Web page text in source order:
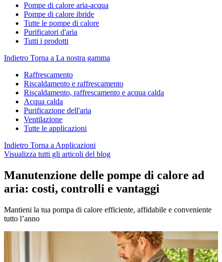
Pompe di calore aria-acqua
Pompe di calore ibride
Tutte le pompe di calore
Purificatori d'aria
Tutti i prodotti
Indietro Torna a La nostra gamma
Raffrescamento
Riscaldamento e raffrescamento
Riscaldamento, raffrescamento e acqua calda
Acqua calda
Purificazione dell'aria
Ventilazione
Tutte le applicazioni
Indietro Torna a Applicazioni
Visualizza tutti gli articoli del blog
Manutenzione delle pompe di calore ad
aria: costi, controlli e vantaggi
Mantieni la tua pompa di calore efficiente, affidabile e conveniente
tutto l’anno